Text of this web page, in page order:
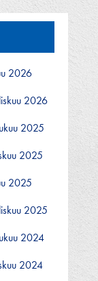
2026
2026
2025
2025
2025
2025
2024
2024